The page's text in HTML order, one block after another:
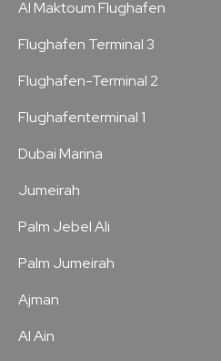
Al Maktoum Flughafen
Flughafen Terminal 3
Flughafen-Terminal 2
Flughafenterminal 1
Dubai Marina
Jumeirah
Palm Jebel Ali
Palm Jumeirah
Ajman
Al Ain